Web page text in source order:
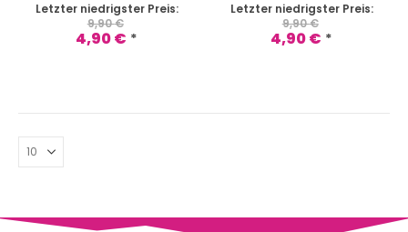
Letzter niedrigster Preis:
9,90€
4,90€ *
Letzter niedrigster Preis:
9,90€
4,90€ *